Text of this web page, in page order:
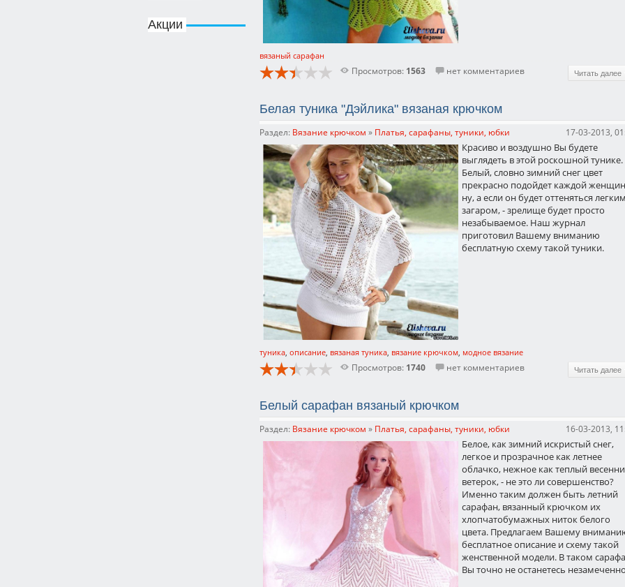
Акции
вязаный сарафан
Просмотров: 1563 нет комментариев Читать далее
Белая туника "Дэйлика" вязаная крючком
Раздел: Вязание крючком » Платья, сарафаны, туники, юбки 17-03-2013,
Красиво и воздушно Вы будете
выглядеть в этой роскошной тунике.
Белый, словно зимний снег цвет
прекрасно подойдет каждой
ну, а если он будет оттеняться легким
загаром, - зрелище будет просто
незабываемое. Наш журнал
приготовил Вашему вниманию
бесплатную схему такой туники.
туника, описание, вязаная туника, вязание крючком, модное вязание
Просмотров: 1740 нет комментариев Читать далее
Белый сарафан вязаный крючком
Раздел: Вязание крючком » Платья, сарафаны, туники, юбки 16-03-2013,
Белое, как зимний искристый снег,
легкое и прозрачное как летнее
облачко, нежное как теплый
ветерок, - не это ли совершенство?
Именно таким должен быть летний
сарафан, вязанный крючком их
хлопчатобумажных ниток белого
цвета. Предлагаем Вашему
бесплатное описание и схему такой
женственной модели. В таком
Вы точно не останетесь